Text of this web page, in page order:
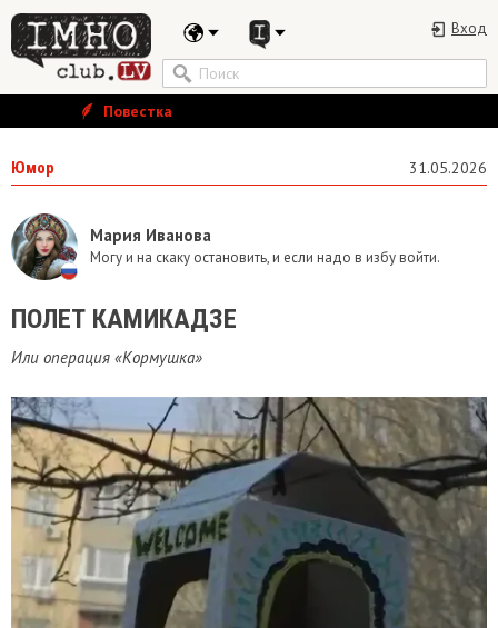
Вход
Повестка
Юмор 31.05.2026
Мария Иванова
Могу и на скаку остановить, и если надо в избу войти.
ПОЛЕТ КАМИКАДЗЕ
Или операция «Кормушка»